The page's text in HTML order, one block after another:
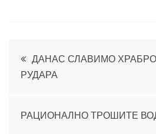
Кретање
чланка
ДАНАС СЛАВИМО
РУДАРА
РАЦИОНАЛНО ТРОШИТЕ